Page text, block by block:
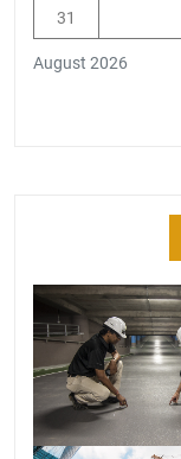
August 2026
31